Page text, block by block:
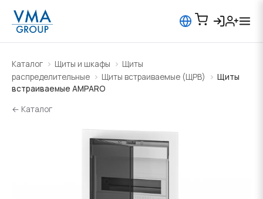
Каталог Щиты и шкафы
Щиты
распределительные
Щиты встраиваемые (ЩРВ)
Щиты
встраиваемые AMPARO
← Каталог